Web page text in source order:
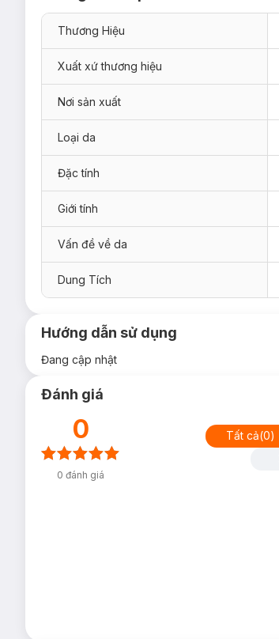
Thương Hiệu
Xuất xứ thương hiệu
Nơi sản xuất
Loại da
Đặc tính
Giới tính
Vấn đề về da
Dung Tích
Hướng dẫn sử dụng
Đang cập nhật
Đánh giá
0
0 đánh giá
Tất cả(0)